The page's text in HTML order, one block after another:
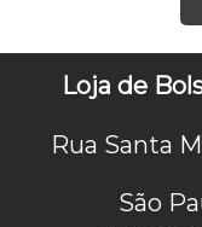
Loja de
Rua Santa
São